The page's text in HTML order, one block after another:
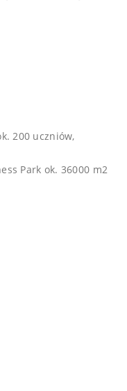
200 uczniów,
Park ok. 36000 m2